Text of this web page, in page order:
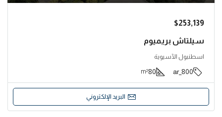
$253,139
سيلتاش بريميوم
اسطنبول الآسيوية
800_ar
80
m²
البريد الإلكتروني